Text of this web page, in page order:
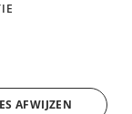
AFWIJZEN